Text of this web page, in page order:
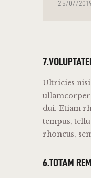
25/07/
Ultricies
ullamcorper
dui. Etiam
tempus,
rhoncus,
6.TOTAM